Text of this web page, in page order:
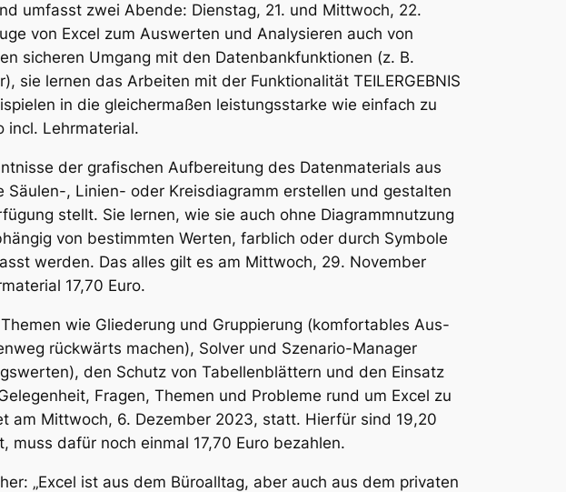
umfasst zwei Abende: Dienstag, 21. und Mittwoch, 22.
von Excel zum Auswerten und Analysieren auch von
sicheren Umgang mit den Datenbankfunktionen (z. B.
sie lernen das Arbeiten mit der Funktionalität TEILERGEBNIS
in die gleichermaßen leistungsstarke wie einfach zu
incl. Lehrmaterial.
der grafischen Aufbereitung des Datenmaterials aus
, Linien- oder Kreisdiagramm erstellen und gestalten
stellt. Sie lernen, wie sie auch ohne Diagrammnutzung
von bestimmten Werten, farblich oder durch Symbole
werden. Das alles gilt es am Mittwoch, 29. November
17,70 Euro.
wie Gliederung und Gruppierung (komfortables Aus-
rückwärts machen), Solver und Szenario-Manager
den Schutz von Tabellenblättern und den Einsatz
Fragen, Themen und Probleme rund um Excel zu
am Mittwoch, 6. Dezember 2023, statt. Hierfür sind 19,20
dafür noch einmal 17,70 Euro bezahlen.
„Excel ist aus dem Büroalltag, aber auch aus dem privaten